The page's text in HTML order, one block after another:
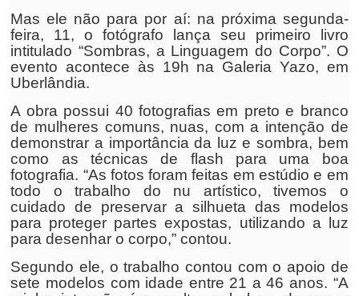
Mas ele não para por aí: na próxima segunda-
feira, 11, o fotógrafo lança seu primeiro livro
intitulado “Sombras, a Linguagem do Corpo”. O
evento acontece às 19h na Galeria Yazo, em
Uberlândia.
A obra possui 40 fotografias em preto e branco
de mulheres comuns, nuas, com a intenção de
demonstrar a importância da luz e sombra, bem
como as técnicas de flash para uma boa
fotografia. “As fotos foram feitas em estúdio e em
todo o trabalho do nu artístico, tivemos o
cuidado de preservar a silhueta das modelos
para proteger partes expostas, utilizando a luz
para desenhar o corpo,” contou.
Segundo ele, o trabalho contou com o apoio de
sete modelos com idade entre 21 a 46 anos. “A